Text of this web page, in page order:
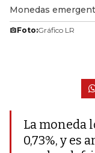
Monedas
Foto:Gráfico LR
La moneda
0,73%, y es